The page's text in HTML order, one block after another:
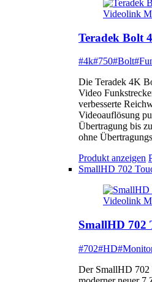
Teradek Bolt
#4k#750#Bolt
Die Teradek 4K
Video
verbesserte
Videoauflösung
Übertragung bis
ohne
Produkt anzeigen
SmallHD 702
SmallHD 702
#702#HD
Der SmallHD 702